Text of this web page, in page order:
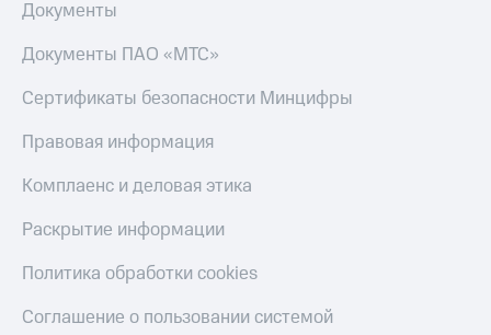
Документы
Документы ПАО «МТС»
Сертификаты безопасности Минцифры
Правовая информация
Комплаенс и деловая этика
Раскрытие информации
Политика обработки cookies
Соглашение о пользовании системой